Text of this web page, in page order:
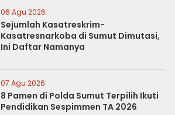
06 Agu 2026
Sejumlah Kasatreskrim-
Kasatresnarkoba di Sumut Dimutasi,
Ini Daftar Namanya
07 Agu 2026
8 Pamen di Polda Sumut Terpilih Ikuti
Pendidikan Sespimmen TA 2026